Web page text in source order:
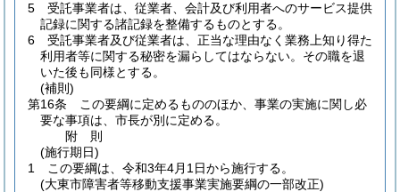
5
受託事業者は、従業者、会計及び利用者へのサービス提供
記録に関する諸記録を整備するものとする。
6
受託事業者及び従業者は、正当な理由なく業務上知り得た
利用者等に関する秘密を漏らしてはならない。 その職を退
いた後も同様とする。
(補則)
第16条
この要綱に定めるもののほか、事業の実施に関し必
要な事項は、市長が別に定める。
附 則
(施行期日)
1
この要綱は、令和3年4月1日から施行する。
(大東市障害者等移動支援事業実施要綱の一部改正)